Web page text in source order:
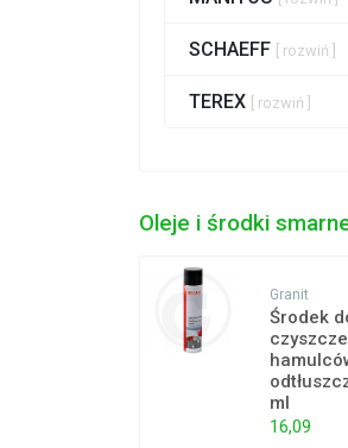
SCHAEFF [ rozwiń ]
TEREX [ rozwiń ]
Oleje i środki
Granit
Środek
ml
16,09